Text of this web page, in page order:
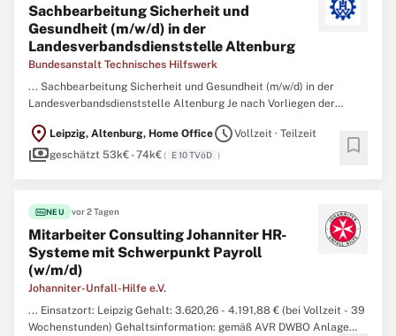
Sachbearbeitung Sicherheit und
Gesundheit (m/w/d) in der
Landesverbandsdienststelle Altenburg
Bundesanstalt Technisches Hilfswerk
... Sachbearbeitung Sicherheit und Gesundheit (m/w/d) in der
Landesverbandsdienststelle Altenburg Je nach Vorliegen der
(Bund) oder 10 TVöD (Bund) – unbefristet inTeilzeit mit 19,5
Std./Woche (befristete Stundenerhöhung auf 23,5 Std. ...
location_on Leipzig, Altenburg, Home OfficescheduleVollzeit · Teilzeit
paymentsgeschätzt 53k€ - 74k€( E 10 TVöD ) bookmark
fiber_newNEU vor 2 Tagen
Mitarbeiter Consulting Johanniter HR-
Systeme mit Schwerpunkt Payroll
(w/m/d)
Johanniter-Unfall-Hilfe e.V.
... Einsatzort: Leipzig Gehalt: 3.620,26 - 4.191,88 € (bei Vollzeit - 39
Wochenstunden) Gehaltsinformation: gemäß AVR DWBO Anlage